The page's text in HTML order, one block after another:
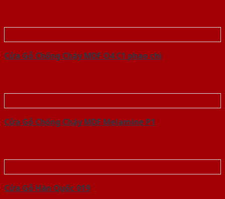
Cửa Gỗ Chống Cháy MDF O4 C1 phao chi
Cửa Gỗ Chống Cháy MDF Melamine P1
Cửa Gỗ Hàn Quốc 019